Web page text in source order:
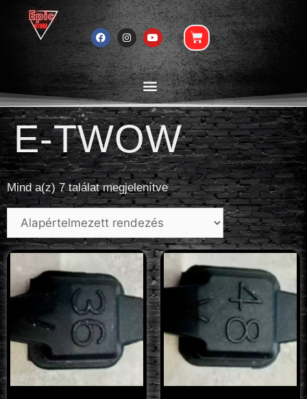
E-TWOW
Mind a(z) 7 találat megjelenítve